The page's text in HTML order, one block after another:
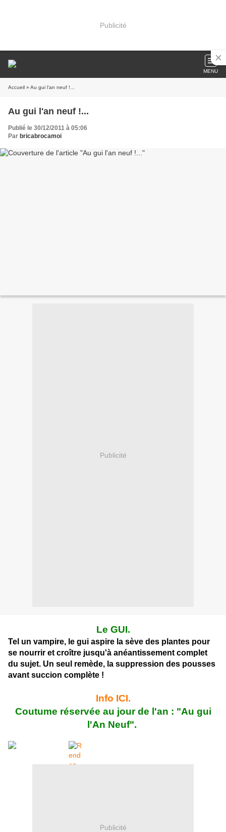
Publicité
MENU
Accueil » Au gui l'an neuf !...
Au gui l'an neuf !...
Publié le 30/12/2011 à 05:06
Par bricabrocamoi
Publicité
Le GUI.
Tel un vampire, le gui aspire la sève des plantes pour
se nourrir et croître jusqu'à anéantissement complet
du sujet. Un seul remède, la suppression des pousses
avant succion complète !
Info ICI.
Coutume réservée au jour de l'an : "Au gui
l'An Neuf".
Publicité